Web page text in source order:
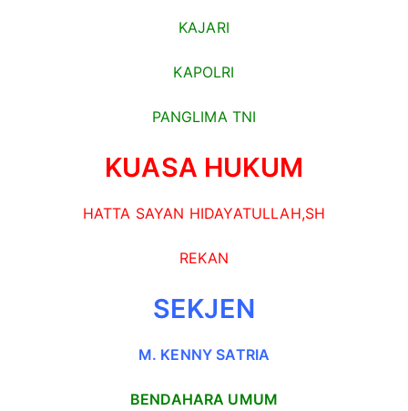
KAJARI
KAPOLRI
PANGLIMA TNI
KUASA HUKUM
HATTA SAYAN HIDAYATULLAH,SH
REKAN
SEKJEN
M. KENNY SATRIA
BENDAHARA UMUM